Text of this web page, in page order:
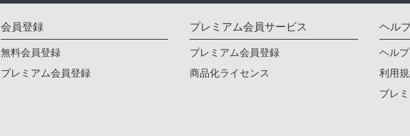
会員登録
無料会員登録
プレミアム会員登録
プレミアム会員サービス
プレミアム会員登録
商品化ライセンス
ヘル
ヘルプ
利用
プレ